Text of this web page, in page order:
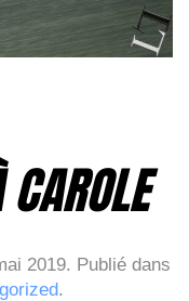
2019. Publié dans
.